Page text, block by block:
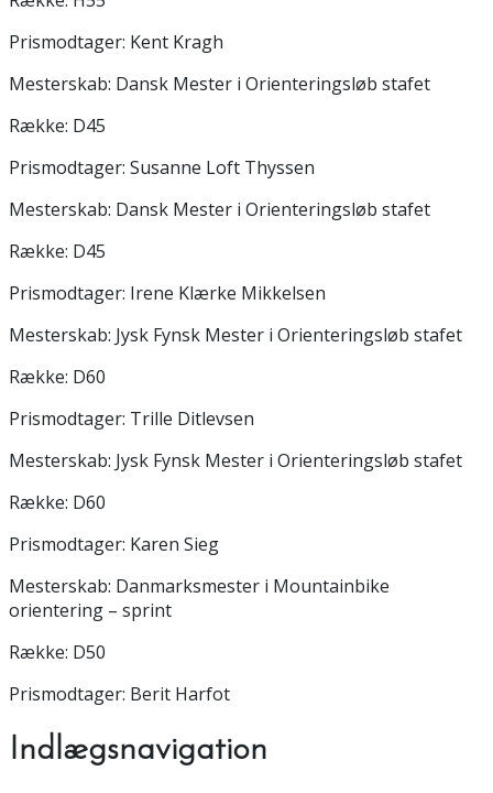
Prismodtager: Kent Kragh
Mesterskab: Dansk Mester i Orienteringsløb stafet
Række: D45
Prismodtager: Susanne Loft Thyssen
Mesterskab: Dansk Mester i Orienteringsløb stafet
Række: D45
Prismodtager: Irene Klærke Mikkelsen
Mesterskab: Jysk Fynsk Mester i Orienteringsløb stafet
Række: D60
Prismodtager: Trille Ditlevsen
Mesterskab: Jysk Fynsk Mester i Orienteringsløb stafet
Række: D60
Prismodtager: Karen Sieg
Mesterskab: Danmarksmester i Mountainbike
orientering – sprint
Række: D50
Prismodtager: Berit Harfot
Indlægsnavigation